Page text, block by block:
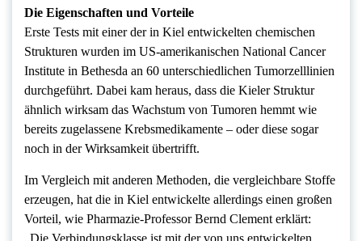
Die Eigenschaften und Vorteile
Erste Tests mit einer der in Kiel entwickelten chemischen
Strukturen wurden im US-amerikanischen National Cancer
Institute in Bethesda an 60 unterschiedlichen Tumorzelllinien
durchgeführt. Dabei kam heraus, dass die Kieler Struktur
ähnlich wirksam das Wachstum von Tumoren hemmt wie
bereits zugelassene Krebsmedikamente – oder diese sogar
noch in der Wirksamkeit übertrifft.
Im Vergleich mit anderen Methoden, die vergleichbare Stoffe
erzeugen, hat die in Kiel entwickelte allerdings einen großen
Vorteil, wie Pharmazie-Professor Bernd Clement erklärt: